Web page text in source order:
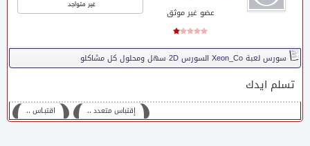
عضو غير موثق
غير متواجد
سورس لعبة Xeon_Co السورس 2D سهل ومحلول كل مشاكلو
تسلم ايدك
اقتبـاس ،، إقتباس متعدد ،،